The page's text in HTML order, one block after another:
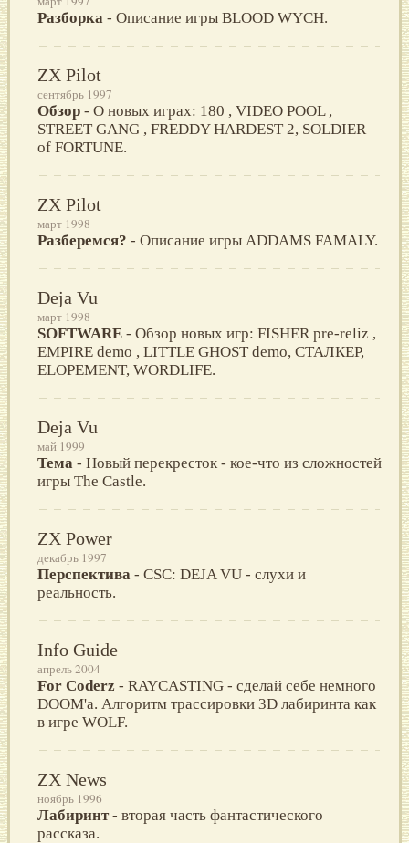
Разборка - Описание игры BLOOD WYCH.
ZX Pilot
сентябрь 1997
Обзор - О новых играх: 180 , VIDEO POOL ,
STREET GANG , FREDDY HARDEST 2, SOLDIER
of FORTUNE.
ZX Pilot
март 1998
Разберемся? - Описание игры ADDAMS FAMALY.
Deja Vu
март 1998
SOFTWARE - Обзор новых игр: FISHER pre-reliz ,
EMPIRE demo , LITTLE GHOST demo, СТАЛКЕР,
ELOPEMENT, WORDLIFE.
Deja Vu
май 1999
Тема - Новый перекресток - кое-что из сложностей
игры The Castle.
ZX Power
декабрь 1997
Перспектива - CSC: DEJA VU - слухи и
реальность.
Info Guide
апрель 2004
For Coderz - RAYCASTING - сделай себе немного
DOOM'a. Алгоритм трассировки 3D лабиринта как
в игре WOLF.
ZX News
ноябрь 1996
Лабиринт- вторая часть фантастического
рассказа.